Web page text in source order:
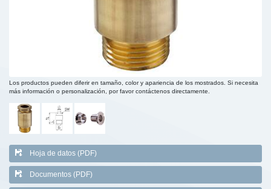
Los productos pueden diferir en tamaño, color y apariencia de los mostrados. Si necesita
más información o personalización, por favor contáctenos directamente.
Hoja de datos (PDF)
Documentos (PDF)